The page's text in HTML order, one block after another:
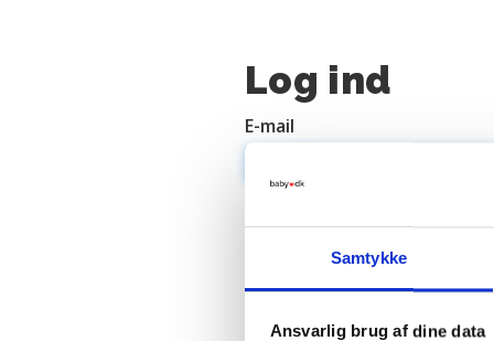
Samtykke
Ansvarlig brug af dine data
Log ind
E-mail